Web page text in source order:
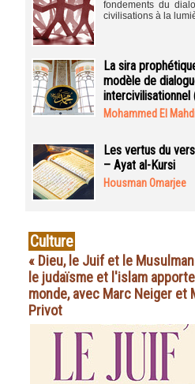
fondements du
civilisations à la
La sira
modèle de
Mohammed El
Les vertus du
– Ayat al-Kursi
Housman Omarjee
Culture
« Dieu, le Juif et le
le judaïsme et l'islam
monde, avec Marc Neiger et
Privot